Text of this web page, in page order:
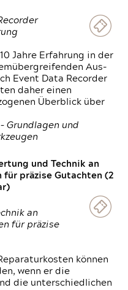
Jahre Erfahrung in der
Aus-
Event Data Recorder
daher einen
Überblick über
Grundlagen und
und Technik an
präzise Gutachten (2
an
für präzise
können
wenn er die
die unterschiedlichen